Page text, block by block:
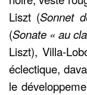
Liszt (Sonnet
(Sonate « au
Liszt), Villa-
éclectique,
le